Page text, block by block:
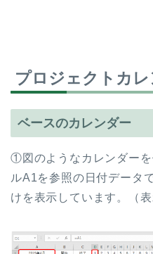
プロジェクトカ
ベースのカレンダー
①図のようなカレンダー
ルA1を参照の日付データ
けを表示しています。（表